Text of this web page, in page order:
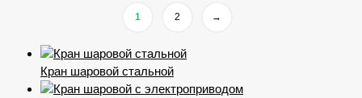
1 2 →
Кран шаровой стальной